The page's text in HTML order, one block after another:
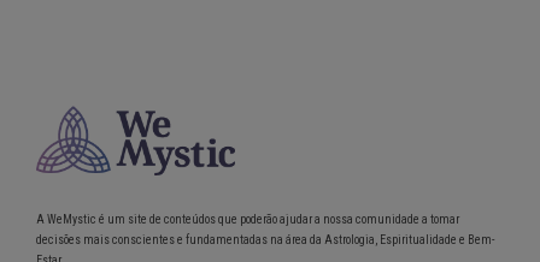
A WeMystic é um site de conteúdos que poderão ajudar a nossa comunidade a tomar
decisões mais conscientes e fundamentadas na área da Astrologia, Espiritualidade e Bem-